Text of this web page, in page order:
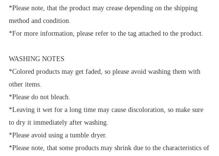
*Please note, that the product may crease depending on the shipping
method and condition.
*For more information, please refer to the tag attached to the product.
WASHING NOTES
*Colored products may get faded, so please avoid washing them with
other items.
*Please do not bleach.
*Leaving it wet for a long time may cause discoloration, so make sure
to dry it immediately after washing.
*Please avoid using a tumble dryer.
*Please note, that some products may shrink due to the characteristics of